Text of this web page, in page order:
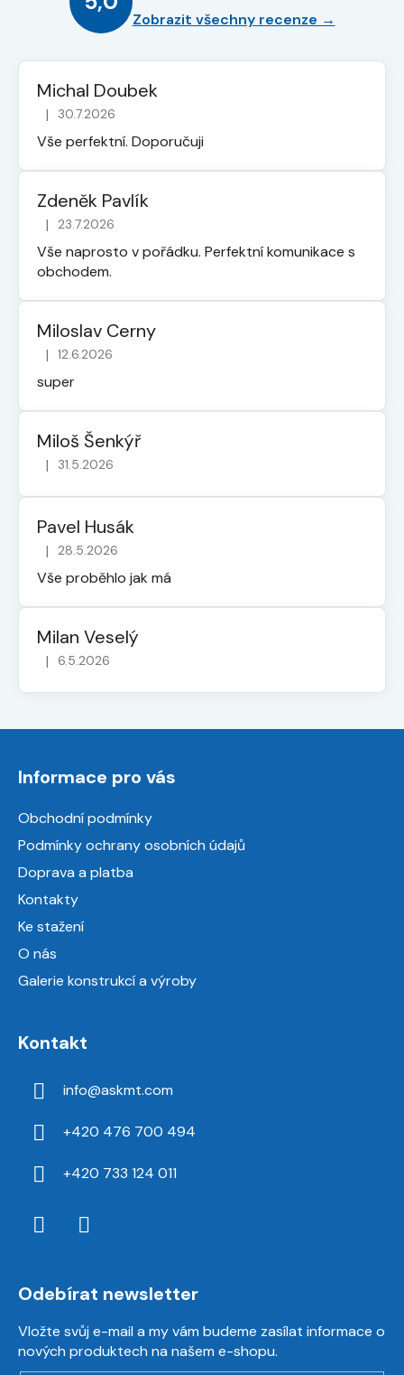
Zobrazit všechny recenze →
Michal Doubek
Hodnocení obchodu je 5 z 5 hvězdiček.
| 30.7.2026
Vše perfektní. Doporučuji
Zdeněk Pavlík
Hodnocení obchodu je 5 z 5 hvězdiček.
| 23.7.2026
Vše naprosto v pořádku. Perfektní komunikace s
obchodem.
Miloslav Cerny
Hodnocení obchodu je 5 z 5 hvězdiček.
| 12.6.2026
super
Miloš Šenkýř
Hodnocení obchodu je 5 z 5 hvězdiček.
| 31.5.2026
Pavel Husák
Hodnocení obchodu je 5 z 5 hvězdiček.
| 28.5.2026
Vše proběhlo jak má
Milan Veselý
Hodnocení obchodu je 5 z 5 hvězdiček.
| 6.5.2026
Informace pro vás
Obchodní podmínky
Podmínky ochrany osobních údajů
Doprava a platba
Kontakty
Ke stažení
O nás
Galerie konstrukcí a výroby
Kontakt
info@askmt.com
+420 476 700 494
+420 733 124 011
Odebírat newsletter
Vložte svůj e-mail a my vám budeme zasílat informace o
nových produktech na našem e-shopu.